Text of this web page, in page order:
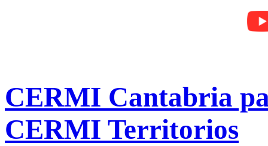
CERMI Cantabria
CERMI Territorios